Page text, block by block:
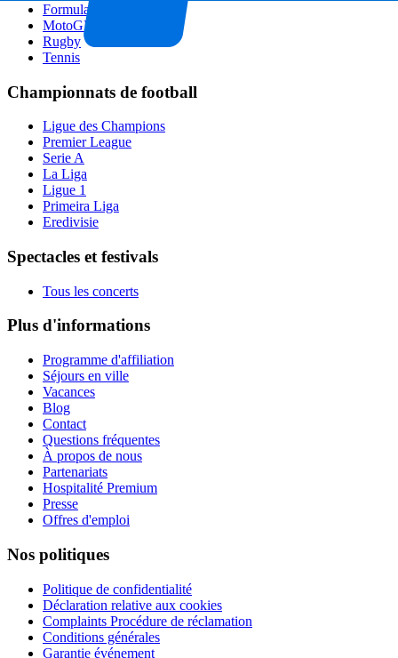
Formula 1
MotoGP
Rugby
Tennis
Championnats de football
Ligue des Champions
Premier League
Serie A
La Liga
Ligue 1
Primeira Liga
Eredivisie
Spectacles et festivals
Tous les concerts
Plus d'informations
Programme d'affiliation
Séjours en ville
Vacances
Blog
Contact
Questions fréquentes
À propos de nous
Partenariats
Hospitalité Premium
Presse
Offres d'emploi
Nos politiques
Politique de confidentialité
Déclaration relative aux cookies
Complaints Procédure de réclamation
Conditions générales
Garantie événement